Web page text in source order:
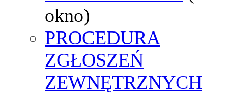
okno)
PROCEDURA
ZGŁOSZEŃ
ZEWNĘTRZNYCH